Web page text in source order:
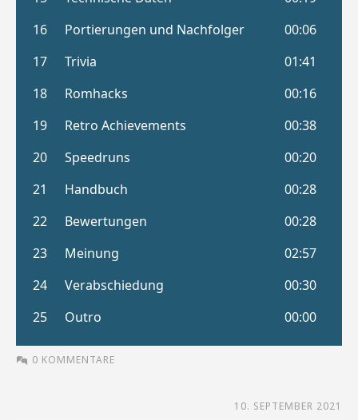
0 KOMMENTARE
10. SEPTEMBER 2021